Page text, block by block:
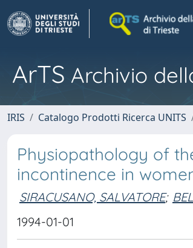
ArTS Archivio
IRIS Catalogo Prodotti Ricerca UNITS
Physiopathology of
incontinence in
SIRACUSANO, SALVATORE;
1994-01-01